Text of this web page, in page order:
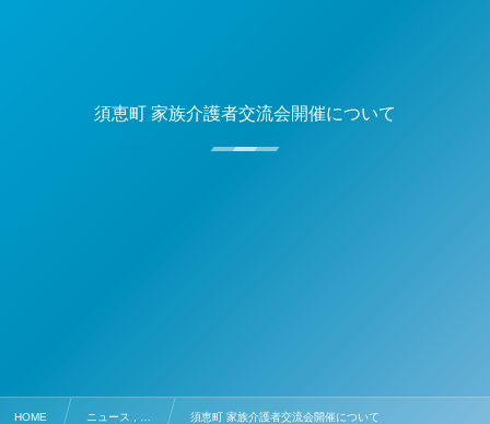
須恵町 家族介護者交流会開催について
HOME ニュース , … 須恵町 家族介護者交流会開催について